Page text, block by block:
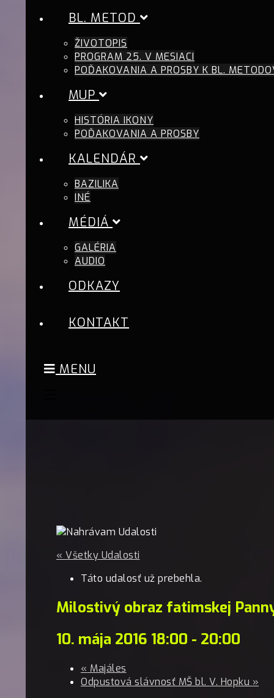
BL. METOD
ŽIVOTOPIS
PROGRAM 25. V MESIACI
POĎAKOVANIA A PROSBY K BL.
MUP
HISTÓRIA IKONY
POĎAKOVANIA A PROSBY
KALENDÁR
BAZILIKA
INÉ
MÉDIÁ
GALÉRIA
AUDIO
ODKAZY
KONTAKT
MENU
« Všetky Udalosti
Táto udalosť už prebehla.
Milostivý obraz fatimskej
10. mája 2016 18:00 - 20:00
« Majáles
Odpustová slávnosť MŠ bl. V. Hopku »